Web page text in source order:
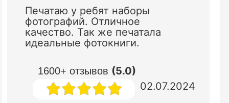
1600+ отзывов (5.0)
Печатаю у ребят наборы
фотографий. Отличное
качество. Так же печатала
идеальные фотокниги.
02.07.2024